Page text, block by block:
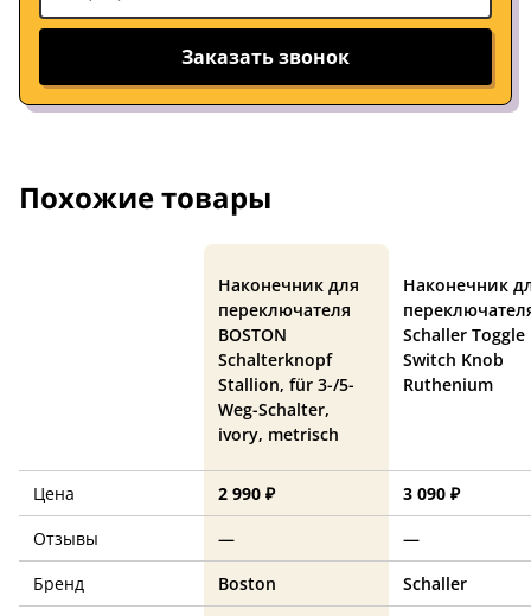
Заказать звонок
Похожие товары
Наконечник для
переключателя
BOSTON
Schalterknopf
Stallion, für 3-/5-
Weg-Schalter,
ivory, metrisch
Наконечник
Schaller Toggle
Switch Knob
Ruthenium
Цена 2 990 ₽
3 090 ₽
Отзывы
—
—
Бренд
Boston
Schaller